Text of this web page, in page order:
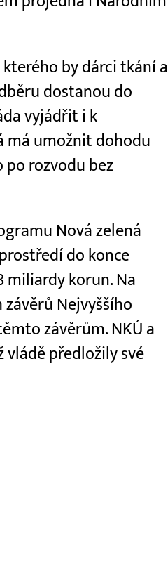
by dárci tkání a
dostanou do
vyjádřit i k
má umožnit dohodu
rozvodu bez
Nová zelená
do konce
miliardy korun. Na
Nejvyššího
závěrům. NKÚ a
vládě předložily své